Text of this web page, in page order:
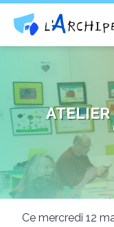
Centre social
ATELIER
Ce mercredi 12